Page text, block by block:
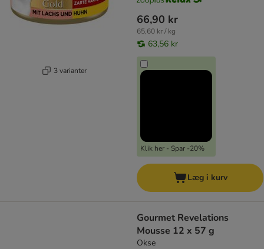
3 varianter
66,90 kr
65,60 kr / kg
63,56 kr
Klik her - Spar -20%
Læg i kurv
Gourmet Revelations
Mousse 12 x 57 g
Okse